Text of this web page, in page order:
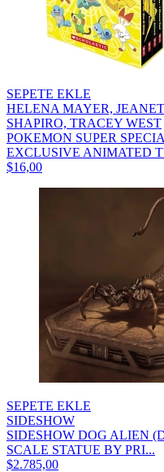
SEPETE EKLE
HELENA MAYER,
SHAPIRO, TRACEY WEST
POKEMON SUPER
EXCLUSIVE ANIMATED
$16,00
SEPETE EKLE
SIDESHOW
SIDESHOW DOG ALIEN
SCALE STATUE BY PRI...
$2.785,00